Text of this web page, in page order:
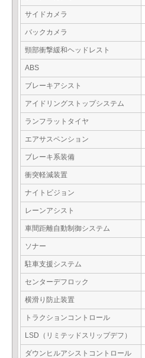
サイドカメラ
バックカメラ
頸部衝撃緩和ヘッドレスト
ABS
ブレーキアシスト
アイドリングストップシステム
ランフラットタイヤ
エアサスペンション
ブレーキ系装備
衝突軽減装置
ナイトビジョン
レーンアシスト
車間距離自動制御システム
ソナー
駐車支援システム
センターデフロック
横滑り防止装置
トラクションコントロール
LSD（リミテッドスリップデフ）
ダウンヒルアシストコントロール